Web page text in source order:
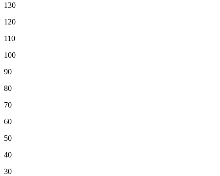
130
120
110
100
90
80
70
60
50
40
30